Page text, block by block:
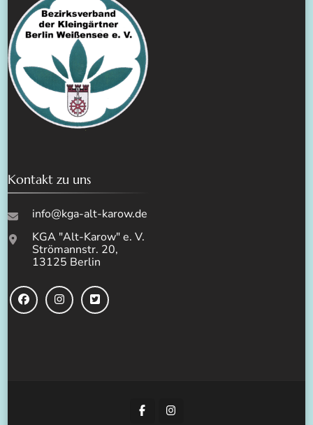
Kontakt zu uns
info@kga-alt-karow.de
KGA "Alt-Karow" e. V.
Strömannstr. 20,
13125 Berlin